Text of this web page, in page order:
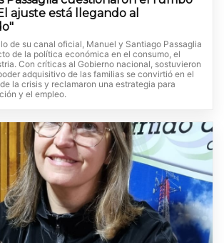
ajuste está llegando al
de su canal oficial, Manuel y Santiago Passaglia
de la política económica en el consumo, el
Con críticas al Gobierno nacional, sostuvieron
adquisitivo de las familias se convirtió en el
la crisis y reclamaron una estrategia para
y el empleo.